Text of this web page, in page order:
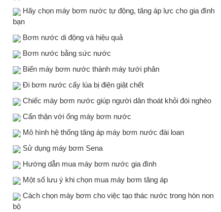
Hãy chọn máy bơm nước tự động, tăng áp lực cho gia đình
bạn
Bơm nước di động và hiệu quả
Bơm nước bằng sức nước
Biến máy bơm nước thành máy tưới phân
Đi bơm nước cấy lúa bị điện giật chết
Chiếc máy bơm nước giúp người dân thoát khỏi đói nghèo
Cẩn thận với ống máy bơm nước
Mô hình hệ thống tăng áp máy bơm nước đài loan
Sử dụng máy bơm Sena
Hướng dẫn mua máy bơm nước gia đình
Một số lưu ý khi chọn mua máy bơm tăng áp
Cách chọn máy bơm cho việc tạo thác nước trong hòn non
bộ